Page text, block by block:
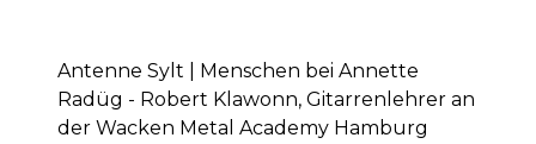
Antenne Sylt | Menschen bei Annette
Radüg - Robert Klawonn, Gitarrenlehrer an
der Wacken Metal Academy Hamburg